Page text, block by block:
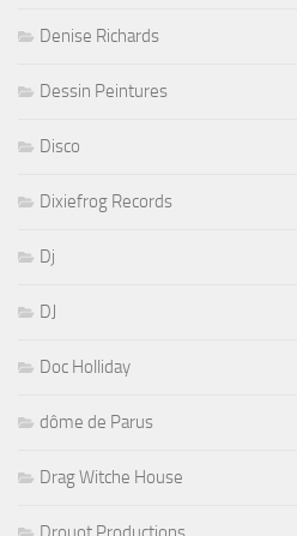
Denise Richards
Dessin Peintures
Disco
Dixiefrog Records
Dj
DJ
Doc Holliday
dôme de Parus
Drag Witche House